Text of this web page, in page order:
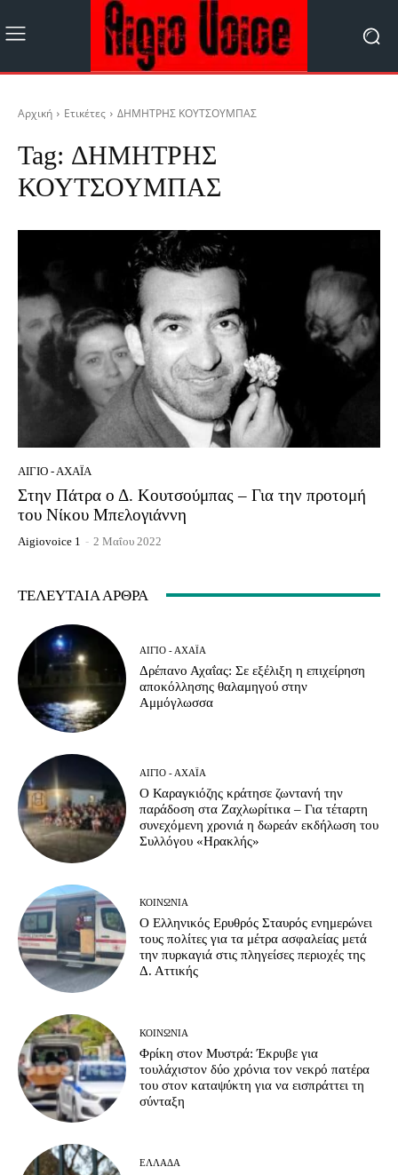
Αρχική Ετικέτες ΔΗΜΗΤΡΗΣ ΚΟΥΤΣΟΥΜΠΑΣ
Tag: ΔΗΜΗΤΡΗΣ
ΚΟΥΤΣΟΥΜΠΑΣ
ΑΊΓΙΟ - ΑΧΑΪ́Α
Στην Πάτρα ο Δ. Κουτσούμπας – Για την προτομή
του Νίκου Μπελογιάννη
Aigiovoice 1 - 2 Μαΐου 2022
ΤΕΛΕΥΤΑΊΑ ΆΡΘΡΑ
ΑΊΓΙΟ - ΑΧΑΪ́Α
Δρέπανο Αχαΐας: Σε εξέλιξη η επιχείρηση
αποκόλλησης θαλαμηγού στην
Αμμόγλωσσα
ΑΊΓΙΟ - ΑΧΑΪ́Α
Ο Καραγκιόζης κράτησε ζωντανή την
παράδοση στα Ζαχλωρίτικα – Για τέταρτη
συνεχόμενη χρονιά η δωρεάν εκδήλωση του
Συλλόγου «Ηρακλής»
ΚΟΙΝΩΝΊΑ
Ο Ελληνικός Ερυθρός Σταυρός ενημερώνει
τους πολίτες για τα μέτρα ασφαλείας μετά
την πυρκαγιά στις πληγείσες περιοχές της
Δ. Αττικής
ΚΟΙΝΩΝΊΑ
Φρίκη στον Μυστρά: Έκρυβε για
τουλάχιστον δύο χρόνια τον νεκρό πατέρα
του στον καταψύκτη για να εισπράττει τη
σύνταξη
ΕΛΛΆΔΑ